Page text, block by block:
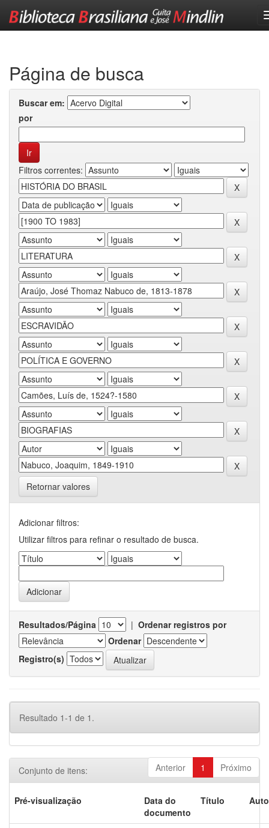
Página de busca
Buscar em:
por
Filtros correntes:
Retornar valores
Adicionar filtros:
Utilizar filtros para refinar o resultado de busca.
Resultados/Página | Ordenar registros por
Ordenar
Registro(s)
Resultado 1-1 de 1.
Anterior 1 Próximo
Conjunto de itens:
Pré-visualização
Data do
documento
Título